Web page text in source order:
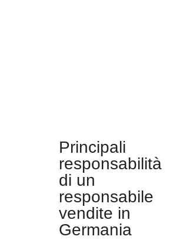
Principali
responsabilità
di un
responsabile
vendite in
Germania